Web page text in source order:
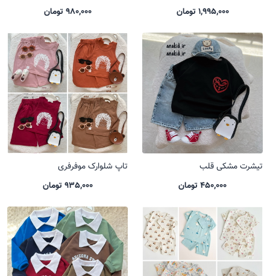
1,995,000 تومان
980,000 تومان
تیشرت مشکی قلب
450,000 تومان
تاپ شلوارک موفرفری
935,000 تومان